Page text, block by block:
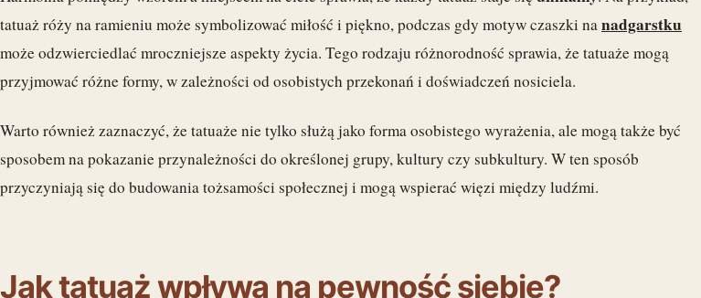
tatuaż róży na ramieniu może symbolizować miłość i piękno, podczas gdy motyw czaszki nanadgarstku
może odzwierciedlać mroczniejsze aspekty życia. Tego rodzaju różnorodność sprawia, że tatuaże mogą
przyjmować różne formy, w zależności od osobistych przekonań i doświadczeń nosiciela.
Warto również zaznaczyć, że tatuaże nie tylko służą jako forma osobistego wyrażenia, ale mogą także być
sposobem na pokazanie przynależności do określonej grupy, kultury czy subkultury. W ten sposób
przyczyniają się do budowania tożsamości społecznej i mogą wspierać więzi między ludźmi.
Jak tatuaż wpływa na pewność siebie?